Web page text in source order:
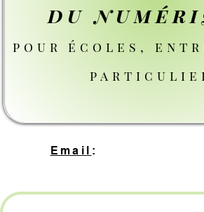
du
pour écoles,
Email :